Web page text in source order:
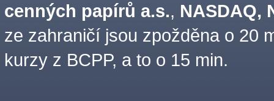
cenných papírů a.s., NASDAQ,
ze zahraničí jsou zpožděna o 20
kurzy z BCPP, a to o 15 min.